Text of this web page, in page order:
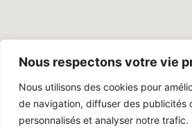
Nous respectons votre vie
Nous utilisons des cookies pour
de navigation, diffuser des publicités
personnalisés et analyser notre trafic.